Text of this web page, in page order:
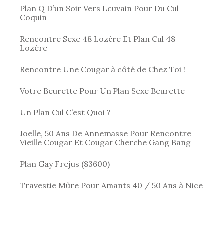
Plan Q D’un Soir Vers Louvain Pour Du Cul
Coquin
Rencontre Sexe 48 Lozère Et Plan Cul 48
Lozère
Rencontre Une Cougar à côté de Chez Toi !
Votre Beurette Pour Un Plan Sexe Beurette
Un Plan Cul C’est Quoi ?
Joelle, 50 Ans De Annemasse Pour Rencontre
Vieille Cougar Et Cougar Cherche Gang Bang
Plan Gay Frejus (83600)
Travestie Mûre Pour Amants 40 / 50 Ans à Nice